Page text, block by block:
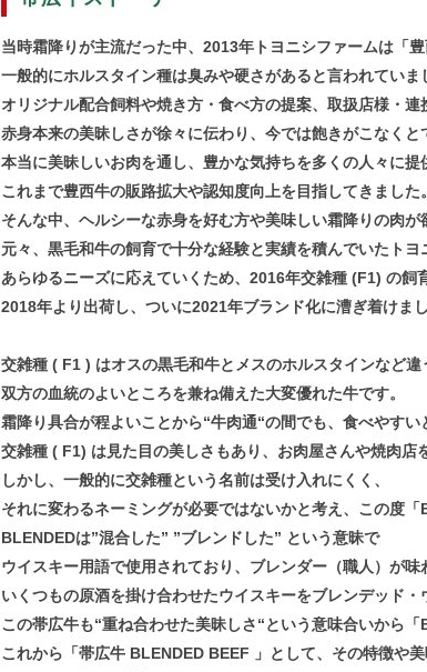
当時霜降りが主流だった中、2013年トヨニシファームは「豊
一般的にホルスタイン種は臭みや硬さがあると言われていま
オリジナル配合飼料や焼き方・食べ方の提案、取扱店様・連
赤身本来の美昧しさが徐々に伝わり、今では飽きがこなく
本当に美昧しいお肉を通し、豊かな気持ちを多くの人々に提
これまで豊西牛の販路拡大や認知度向上を目指してきました。
そんな中、ヘルシーな赤身を好む方や美味しい霜降りの肉が
元々、黒毛和牛の飼育で十分な経験と実績を積んでいたトヨ
あらゆるニーズに応えていくため、2016年交雑種 (F1) の飼
2018年より出荷し、ついに2021年ブランド化に漕ぎ着けまし
交雑種 ( F1 ) はオスの黒毛和牛とメスのホルスタインなど違
双方の血統のよいところを兼ね備えた大変優れた牛です。
霜降り具合が程よいことから“牛肉通“の間でも、食べやすい
交雑種 ( F1) は見た目の美しさもあり、お肉屋さんや焼肉店
しかし、一般的に交雑種という名前は受け入れにくく、
それに変わるネーミングが必要ではないかと考え、この度「
BLENDEDは”混合した” ”ブレンドした” という意昧で
ウイスキー用語で使用されており、ブレンダー（職人）が味
いくつもの原酒を掛け合わせたウイスキーをブレンデッド・
この帯広牛も“重ね合わせた美昧しさ“という意味合いから
これから「帯広牛 BLENDED BEEF 」として、その特徴や美